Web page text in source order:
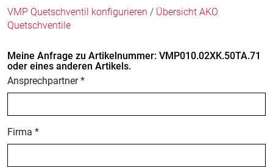
VMP Quetschventil konfigurieren / Übersicht AKO
Quetschventile
Meine Anfrage zu Artikelnummer: VMP010.02XK.50TA.71
oder eines anderen Artikels.
Ansprechpartner *
Firma *